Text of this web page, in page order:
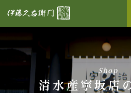
Shop
清水産寧坂店